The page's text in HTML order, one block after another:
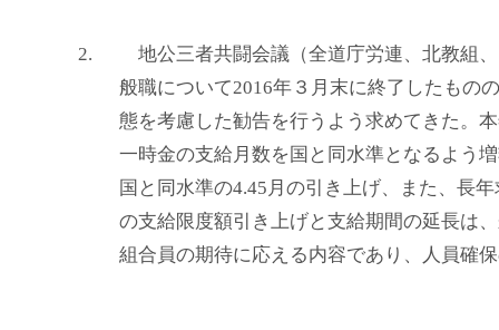
2.
地公三者共闘会議（全道庁労連、北教組
般職について2016年３月末に終了したもの
態を考慮した勧告を行うよう求めてきた。
一時金の支給月数を国と同水準となるよう
国と同水準の4.45月の引き上げ、また、長
の支給限度額引き上げと支給期間の延長は
組合員の期待に応える内容であり、人員確